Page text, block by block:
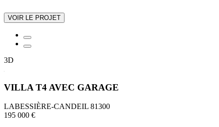
VOIR LE PROJET
3D
VILLA T4 AVEC GARAGE
LABESSIÈRE-CANDEIL 81300
195 000 €